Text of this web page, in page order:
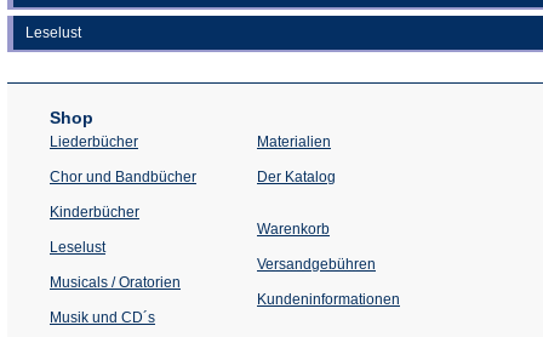
Leselust
Shop
Liederbücher
Chor und Bandbücher
Kinderbücher
Leselust
Musicals / Oratorien
Musik und CD´s
Materialien
Der Katalog
Warenkorb
Versandgebühren
Kundeninformationen